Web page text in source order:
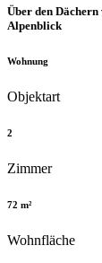
Über den
Alpenblick
Wohnung
Objektart
2
Zimmer
72 m²
Wohnfläche